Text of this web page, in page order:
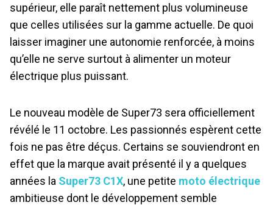
supérieur, elle paraît nettement plus volumineuse
que celles utilisées sur la gamme actuelle. De quoi
laisser imaginer une autonomie renforcée, à moins
qu’elle ne serve surtout à alimenter un moteur
électrique plus puissant.
Le nouveau modèle de Super73 sera officiellement
révélé le 11 octobre. Les passionnés espèrent cette
fois ne pas être déçus. Certains se souviendront en
effet que la marque avait présenté il y a quelques
années la Super73 C1X, une petite moto électrique
ambitieuse dont le développement semble